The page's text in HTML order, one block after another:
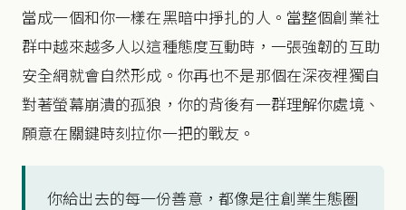
當成一個和你一樣在黑暗中掙扎的人。當整個創業社
群中越來越多人以這種態度互動時，一張強韌的互助
安全網就會自然形成。你再也不是那個在深夜裡獨自
對著螢幕崩潰的孤狼，你的背後有一群理解你處境、
願意在關鍵時刻拉你一把的戰友。
你給出去的每一份善意，都像是往創業生態圈